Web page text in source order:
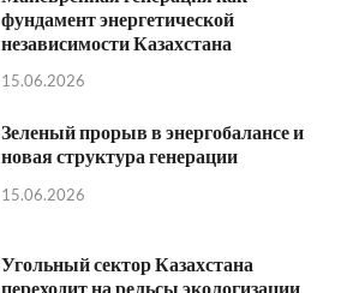
фундамент энергетической
независимости Казахстана
15.06.2026
Зеленый прорыв в энергобалансе и
новая структура генерации
15.06.2026
Угольный сектор Казахстана
переходит на рельсы экологизации